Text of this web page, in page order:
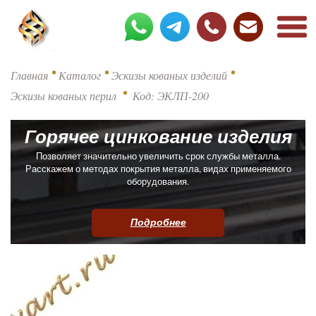
Главная • Каталог •Эскизы кованых изделий •
Эскизы кованых перил • Код: ЭКЛП-200
Горячее цинкование изделия
Позволяет значительно увеличить срок службы металла.
Расскажем о методах покрытия металла, видах применяемого
оборудования.
Подробнее